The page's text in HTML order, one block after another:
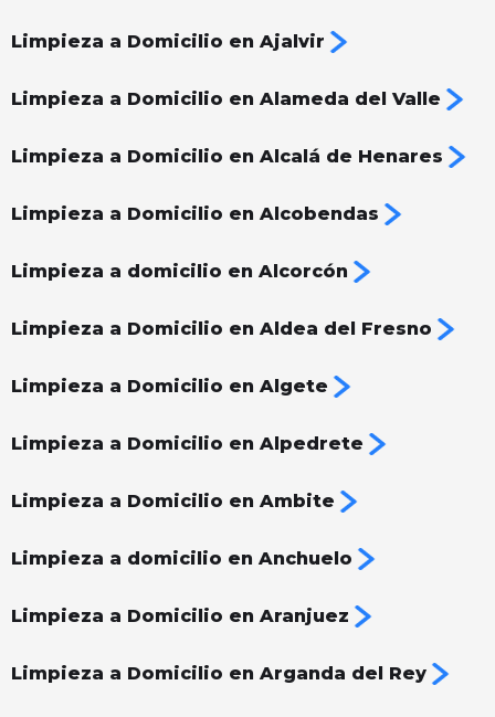
Limpieza a Domicilio en Ajalvir
Limpieza a Domicilio en Alameda del Valle
Limpieza a Domicilio en Alcalá de Henares
Limpieza a Domicilio en Alcobendas
Limpieza a domicilio en Alcorcón
Limpieza a Domicilio en Aldea del Fresno
Limpieza a Domicilio en Algete
Limpieza a Domicilio en Alpedrete
Limpieza a Domicilio en Ambite
Limpieza a domicilio en Anchuelo
Limpieza a Domicilio en Aranjuez
Limpieza a Domicilio en Arganda del Rey